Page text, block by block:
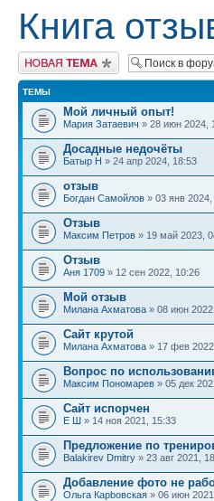
Книга
Новая тема
ТЕМЫ
Мой личный опыт!
Мария Затаевич » 28 июн 2024,
Досадные недочёты
Батыр Н » 24 апр 2024, 18:53
отзыв
Богдан Самойлов » 03 янв
Отзыв
Максим Петров » 19 май 2023,
Отзыв
Аня 1709 » 12 сен 2022, 10:26
Мой отзыв
Милана Ахматова » 08 июн
Сайт крутой
Милана Ахматова » 17 фев
Вопрос по
Максим Пономарев » 05 дек
Сайт испорчен
Е Ш » 14 ноя 2021, 15:33
Предложение по
Balakirev Dmitry » 23 авг 2021,
Добавление фото не
Ольга Карbовская » 06 июн